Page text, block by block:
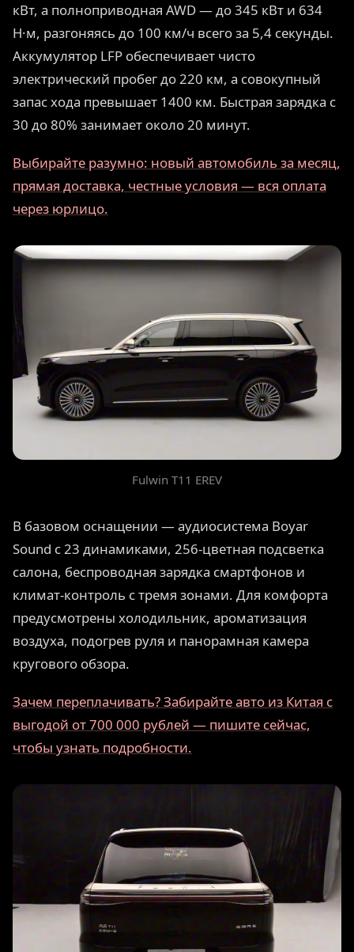
кВт, а полноприводная AWD — до 345 кВт и 634
Н·м, разгоняясь до 100 км/ч всего за 5,4 секунды.
Аккумулятор LFP обеспечивает чисто
электрический пробег до 220 км, а совокупный
запас хода превышает 1400 км. Быстрая зарядка с
30 до 80% занимает около 20 минут.
Выбирайте разумно: новый автомобиль за месяц,
прямая доставка, честные условия — вся оплата
через юрлицо.
Fulwin T11 EREV
В базовом оснащении — аудиосистема Boyar
Sound с 23 динамиками, 256-цветная подсветка
салона, беспроводная зарядка смартфонов и
климат-контроль с тремя зонами. Для комфорта
предусмотрены холодильник, ароматизация
воздуха, подогрев руля и панорамная камера
кругового обзора.
Зачем переплачивать? Забирайте авто из Китая с
выгодой от 700 000 рублей — пишите сейчас,
чтобы узнать подробности.